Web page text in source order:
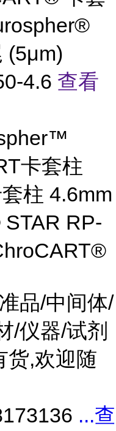
(5μm)
4.6 查看
卡套柱
柱 4.6mm
RP-
品/中间体/
/仪器/试剂
货,欢迎随
...查